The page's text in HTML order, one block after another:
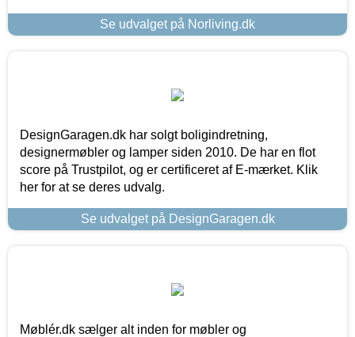
Se udvalget på Norliving.dk
DesignGaragen.dk har solgt boligindretning,
designermøbler og lamper siden 2010. De har en flot
score på Trustpilot, og er certificeret af E-mærket. Klik
her for at se deres udvalg.
Se udvalget på DesignGaragen.dk
Møblér.dk sælger alt inden for møbler og